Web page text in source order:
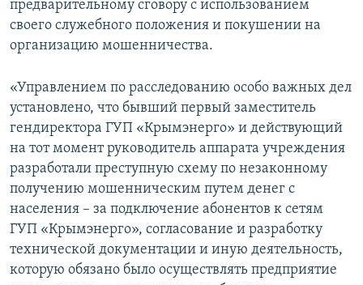
предварительному сговору с использованием
своего служебного положения и покушении на
организацию мошенничества.
«Управлением по расследованию особо важных дел
установлено, что бывший первый заместитель
гендиректора ГУП «Крымэнерго» и действующий
на тот момент руководитель аппарата учреждения
разработали преступную схему по незаконному
получению мошенническим путем денег с
населения – за подключение абонентов к сетям
ГУП «Крымэнерго», согласование и разработку
технической документации и иную деятельность,
которую обязано было осуществлять предприятие